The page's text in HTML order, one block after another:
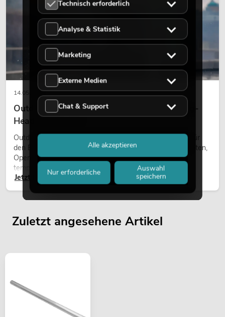
14.05.2026
Outdoor Moving-Heads: Wetterfeste Moving-
Heads bei Events
Outdoor Moving-Heads sind bewegliche Scheinwerfer für
den Einsatz im Freien. Sie werden bei Festivals, Stadtfesten,
Open-Air-Konzerten, Architekturinszenierungen und
temporären Außeninstallationen eingesetzt.
Jetzt lesen
Zuletzt angesehene Artikel
Technisch erforderlich
Analyse & Statistik
Marketing
Externe Medien
Chat & Support
Nur erforderliche
Auswahl
speichern
Alle akzeptieren